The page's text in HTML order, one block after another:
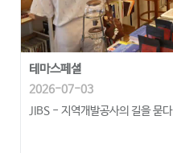
테마스페셜
2026-07-03
JIBS - 지역개발공사의 길을 묻다